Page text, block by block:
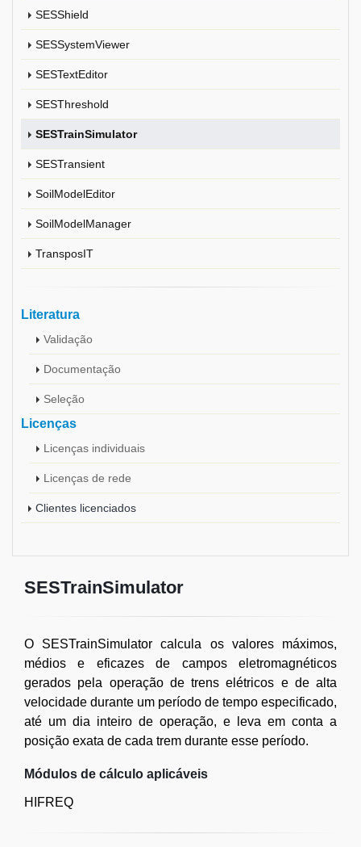
SESShield
SESSystemViewer
SESTextEditor
SESThreshold
SESTrainSimulator
SESTransient
SoilModelEditor
SoilModelManager
TransposIT
Literatura
Validação
Documentação
Seleção
Licenças
Licenças individuais
Licenças de rede
Clientes licenciados
SESTrainSimulator
O SESTrainSimulator calcula os valores máximos,
médios e eficazes de campos eletromagnéticos
gerados pela operação de trens elétricos e de alta
velocidade durante um período de tempo especificado,
até um dia inteiro de operação, e leva em conta a
posição exata de cada trem durante esse período.
Módulos de cálculo aplicáveis
HIFREQ